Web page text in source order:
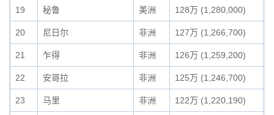
19 秘鲁 美洲 128万 (1,280,000)
20 尼日尔 非洲 127万 (1,266,700)
21 乍得 非洲 126万 (1,259,200)
22 安哥拉 非洲 125万 (1,246,700)
23 马里 非洲 122万 (1,220,190)